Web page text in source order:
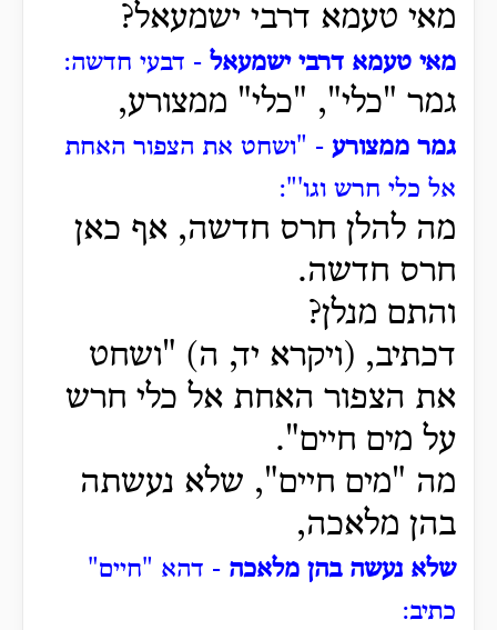
מאי טעמא דרבי ישמעאל?
מאי טעמא דרבי ישמעאל - דבעי חדשה:
גמר "כלי", "כלי" ממצורע,
גמר ממצורע - "ושחט את הצפור האחת
אל כלי חרש וגו'":
מה להלן חרס חדשה, אף כאן
חרס חדשה.
והתם מנלן?
דכתיב, (ויקרא יד, ה) "ושחט
את הצפור האחת אל כלי חרש
על מים חיים".
מה "מים חיים", שלא נעשתה
בהן מלאכה,
שלא נעשה בהן מלאכה - דהא "חיים"
כתיב: